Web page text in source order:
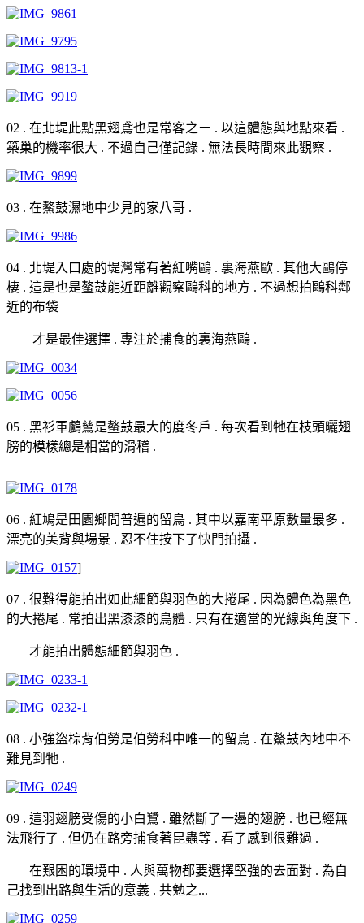
02 . 在北堤此點黑翅鳶也是常客之ㄧ . 以這體態與地點來看 .
築巢的機率很大 . 不過自己僅記錄 . 無法長時間來此觀察 .
03 . 在鰲鼓濕地中少見的家八哥 .
04 . 北堤入口處的堤灣常有著紅嘴鷗 . 裏海燕歐 . 其他大鷗停
棲 . 這是也是鳌鼓能近距離觀察鷗科的地方 . 不過想拍鷗科鄰
近的布袋
才是最佳選擇 . 專注於捕食的裏海燕鷗 .
05 . 黑衫軍鸕鶿是鳌鼓最大的度冬戶 . 每次看到牠在枝頭曬翅
膀的模樣總是相當的滑稽 .
06 . 紅鳩是田園鄉間普遍的留鳥 . 其中以嘉南平原數量最多 .
漂亮的美背與場景 . 忍不住按下了快門拍攝 .
]
07 . 很難得能拍出如此細節與羽色的大捲尾 . 因為體色為黑色
的大捲尾 . 常拍出黑漆漆的鳥體 . 只有在適當的光線與角度下 .
才能拍出體態細節與羽色 .
08 . 小強盜棕背伯勞是伯勞科中唯一的留鳥 . 在鰲鼓內地中不
難見到牠 .
09 . 這羽翅膀受傷的小白鷺 . 雖然斷了一邊的翅膀 . 也已經無
法飛行了 . 但仍在路旁捕食著昆蟲等 . 看了感到很難過 .
在艱困的環境中 . 人與萬物都要選擇堅強的去面對 . 為自
己找到出路與生活的意義 . 共勉之...